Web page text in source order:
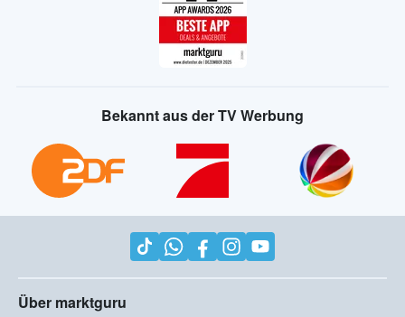
Bekannt aus der TV Werbung
Über marktguru